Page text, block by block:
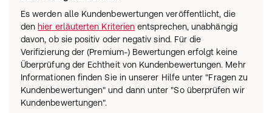
Es werden alle Kundenbewertungen veröffentlicht, die
den hier erläuterten Kriterien entsprechen, unabhängig
davon, ob sie positiv oder negativ sind. Für die
Verifizierung der (Premium-) Bewertungen erfolgt keine
Überprüfung der Echtheit von Kundenbewertungen. Mehr
Informationen finden Sie in unserer Hilfe unter "Fragen zu
Kundenbewertungen" und dann unter "So überprüfen wir
Kundenbewertungen".